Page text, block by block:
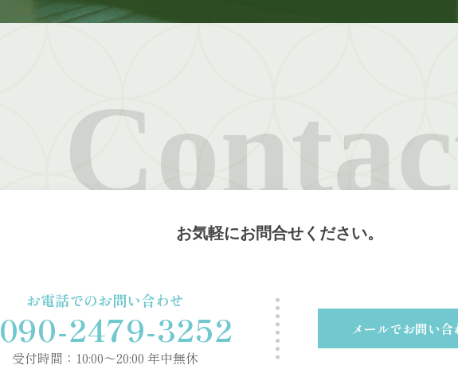
お気軽にお問合せください。
お電話でのお問い合わせ
090-2479-3252
受付時間：10:00〜20:00 年中無休
メールでお問い合